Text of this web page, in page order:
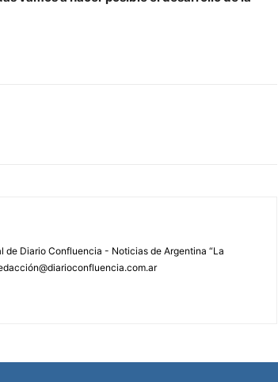
de Diario Confluencia - Noticias de Argentina “La